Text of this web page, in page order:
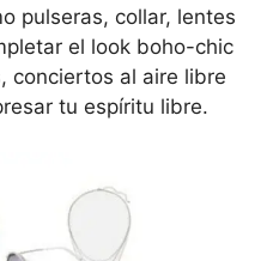
pulseras, collar, lentes
el look boho-chic
conciertos al aire libre
tu espíritu libre.